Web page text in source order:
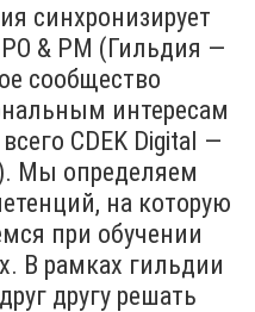
синхронизирует
& PM (Гильдия —
сообщество
интересам
CDEK Digital —
Мы определяем
на которую
при обучении
В рамках гильдии
другу решать